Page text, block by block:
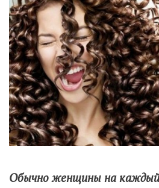
Обычно женщины на